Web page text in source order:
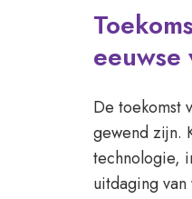
De toekomst
gewend zijn.
technologie,
uitdaging